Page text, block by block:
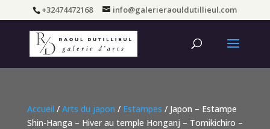
+32474472168 info@galerieraouldutillieul.com
Accueil / Arts du japon / Estampes / Japon – Estampe
Shin-Hanga – Hiver au temple Honganj – Tomikichiro –